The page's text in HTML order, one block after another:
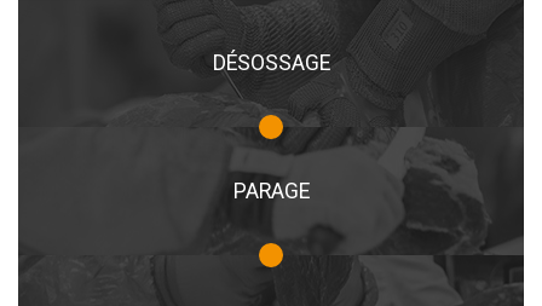
DÉSOSSAGE
PARAGE